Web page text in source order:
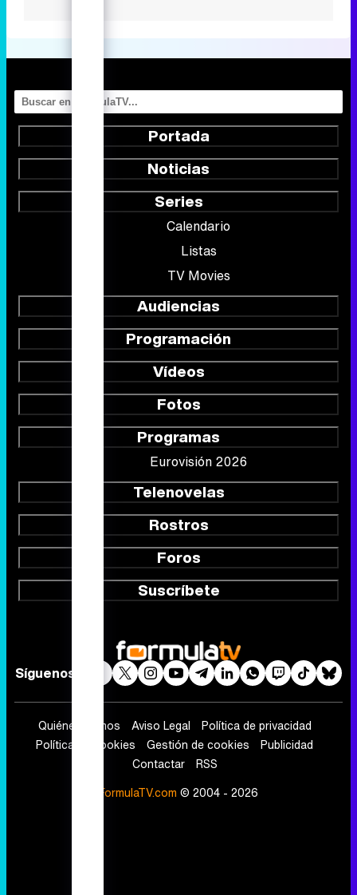
Portada
Noticias
Series
Calendario
Listas
TV Movies
Audiencias
Programación
Vídeos
Fotos
Programas
Eurovisión 2026
Telenovelas
Rostros
Foros
Suscríbete
Síguenos
Quiénes somos Aviso Legal
Política de privacidad
Política de cookies
Gestión de cookies
Publicidad
Contactar
RSS
FormulaTV.com © 2004 - 2026